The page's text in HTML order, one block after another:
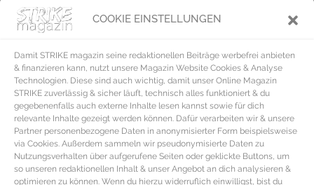
COOKIE EINSTELLUNGEN
Damit STRIKE magazin seine redaktionellen Beiträge werbefrei anbieten
& finanzieren kann, nutzt unsere Magazin Website Cookies & Analyse
Technologien. Diese sind auch wichtig, damit unser Online Magazin
STRIKE zuverlässig & sicher läuft, technisch alles funktioniert & du
gegebenenfalls auch externe Inhalte lesen kannst sowie für dich
relevante Inhalte gezeigt werden können. Dafür verarbeiten wir & unsere
Partner personenbezogene Daten in anonymisierter Form beispielsweise
via Cookies. Außerdem sammeln wir pseudonymisierte Daten zu
Nutzungsverhalten über aufgerufene Seiten oder geklickte Buttons, um
so unseren redaktionellen Inhalt & unser Angebot an dich analysieren &
optimieren zu können. Wenn du hierzu widerruflich einwilligst, bist du